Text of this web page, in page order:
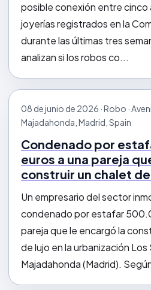
posible conexión entre cinco
joyerías registrados en la
durante las últimas tres
analizan si los robos co...
08 de junio de 2026 · Robo ·
Majadahonda, Madrid, Spain
Condenado por
euros a una pareja
construir un chalet
Un empresario del sector
condenado por estafar
pareja que le encargó la
de lujo en la urbanización
Majadahonda (Madrid).